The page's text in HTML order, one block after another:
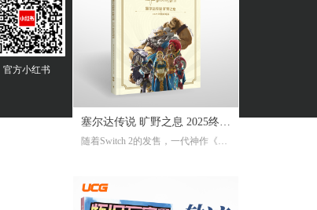
塞尔达传说 旷野之息 2025终极
攻略本
随着Switch 2的发售，一代神作《旷
受好评的完全攻略本基础上，增加
了16页全新内容，总页数达到了316
官方小红书